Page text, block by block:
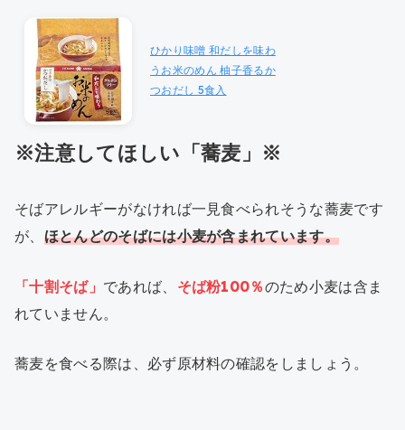
ひかり味噌 和だしを味わ
うお米のめん 柚子香るか
つおだし 5食入
※注意してほしい「蕎麦」※
そばアレルギーがなければ一見食べられそうな蕎麦です
が、 ほとんどのそばには小麦が含まれています。
「十割そば」 であれば、 そば粉100％のため小麦は含ま
れていません。
蕎麦を食べる際は、必ず原材料の確認をしましょう。